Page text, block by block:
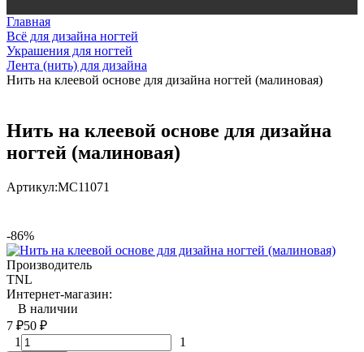
Главная
Всё для дизайна ногтей
Украшения для ногтей
Лента (нить) для дизайна
Нить на клеевой основе для дизайна ногтей (малиновая)
Нить на клеевой основе для дизайна
ногтей (малиновая)
Артикул:МС11071
-86%
Производитель
TNL
Интернет-магазин:
В наличии
7 ₽50 ₽
1
1